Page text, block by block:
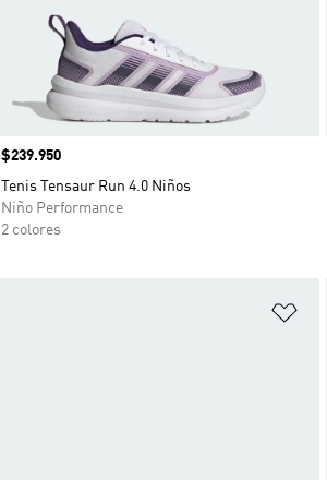
Precio
$239.950
Tenis Tensaur Run 4.0 Niños
Niño Performance
2 colores